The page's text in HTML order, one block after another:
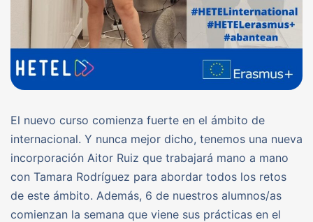
El nuevo curso comienza fuerte en el ámbito de
internacional. Y nunca mejor dicho, tenemos una nueva
incorporación Aitor Ruiz que trabajará mano a mano
con Tamara Rodríguez para abordar todos los retos
de este ámbito. Además, 6 de nuestros alumnos/as
comienzan la semana que viene sus prácticas en el